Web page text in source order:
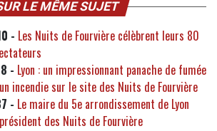
LE MÊME SUJET
- Les Nuits de Fourvière célèbrent leurs 80
- Lyon : un impressionnant panache de fumée
incendie sur le site des Nuits de Fourvière
- Le maire du 5e arrondissement de Lyon
des Nuits de Fourvière